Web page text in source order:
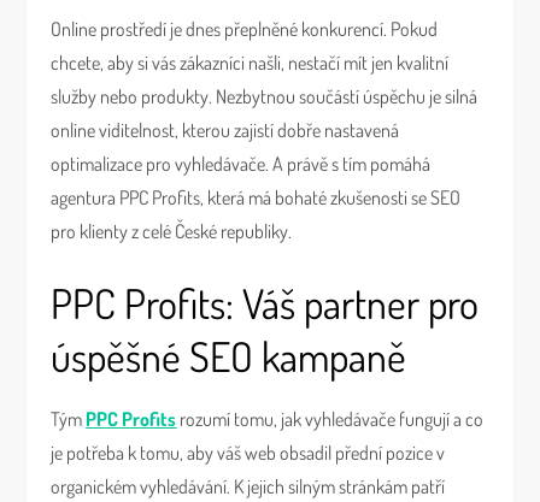
Online prostředí je dnes přeplněné konkurencí. Pokud
chcete, aby si vás zákazníci našli, nestačí mít jen kvalitní
služby nebo produkty. Nezbytnou součástí úspěchu je silná
online viditelnost, kterou zajistí dobře nastavená
optimalizace pro vyhledávače. A právě s tím pomáhá
agentura PPC Profits, která má bohaté zkušenosti se SEO
pro klienty z celé České republiky.
PPC Profits: Váš partner pro
úspěšné SEO kampaně
Tým PPC Profits rozumí tomu, jak vyhledávače fungují a co
je potřeba k tomu, aby váš web obsadil přední pozice v
organickém vyhledávání. K jejich silným stránkám patří